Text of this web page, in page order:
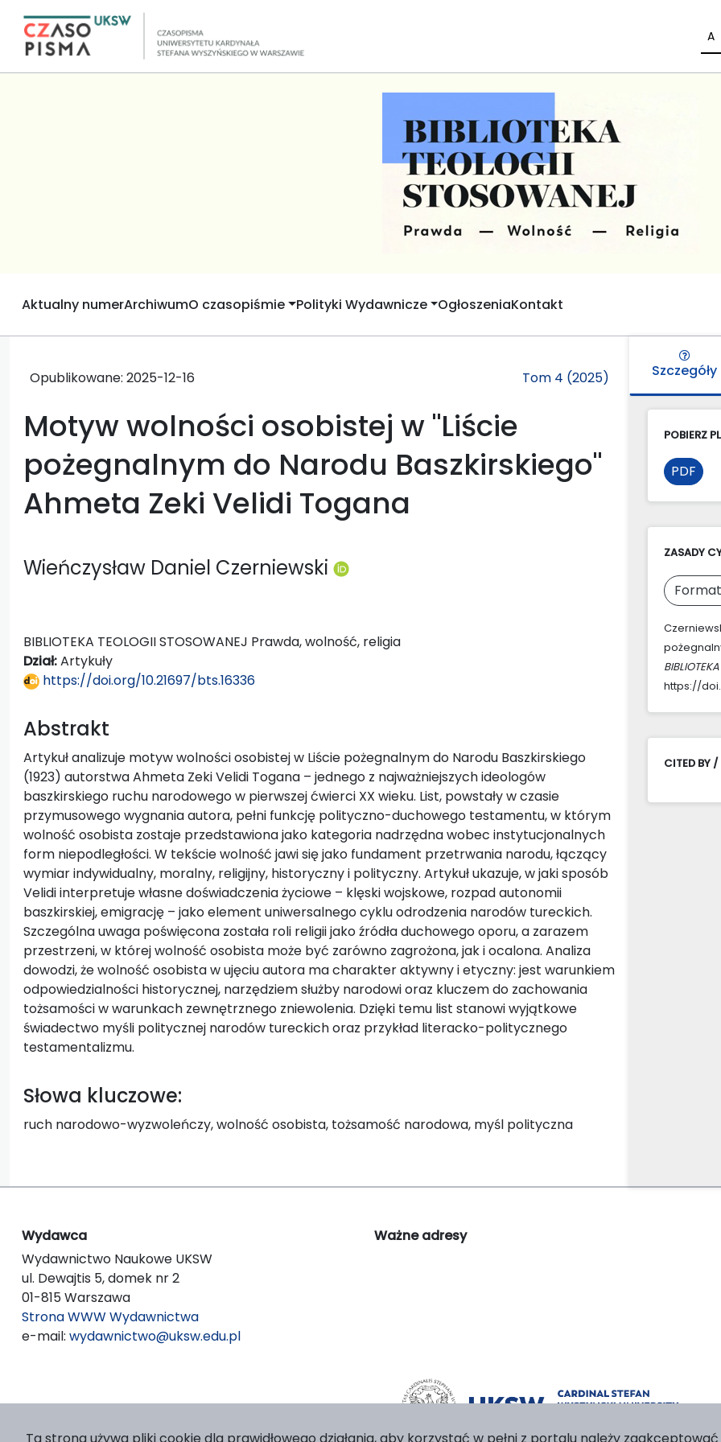
A
Aktualny numerArchiwumO czasopiśmie Polityki Wydawnicze OgłoszeniaKontakt
Opublikowane: 2025-12-16 Tom 4 (2025)
Motyw wolności osobistej w "Liście
pożegnalnym do Narodu Baszkirskiego"
Ahmeta Zeki Velidi Togana
Wieńczysław Daniel Czerniewski
BIBLIOTEKA TEOLOGII STOSOWANEJ Prawda, wolność, religia
Dział:Artykuły
https://doi.org/10.21697/bts.16336
Abstrakt
Artykuł analizuje motyw wolności osobistej w Liście pożegnalnym do Narodu Baszkirskiego
(1923) autorstwa Ahmeta Zeki Velidi Togana – jednego z najważniejszych ideologów
baszkirskiego ruchu narodowego w pierwszej ćwierci XX wieku. List, powstały w czasie
przymusowego wygnania autora, pełni funkcję polityczno-duchowego testamentu, w którym
wolność osobista zostaje przedstawiona jako kategoria nadrzędna wobec instytucjonalnych
form niepodległości. W tekście wolność jawi się jako fundament przetrwania narodu, łączący
wymiar indywidualny, moralny, religijny, historyczny i polityczny. Artykuł ukazuje, w jaki sposób
Velidi interpretuje własne doświadczenia życiowe – klęski wojskowe, rozpad autonomii
baszkirskiej, emigrację – jako element uniwersalnego cyklu odrodzenia narodów tureckich.
Szczególna uwaga poświęcona została roli religii jako źródła duchowego oporu, a zarazem
przestrzeni, w której wolność osobista może być zarówno zagrożona, jak i ocalona. Analiza
dowodzi, że wolność osobista w ujęciu autora ma charakter aktywny i etyczny: jest warunkiem
odpowiedzialności historycznej, narzędziem służby narodowi oraz kluczem do zachowania
tożsamości w warunkach zewnętrznego zniewolenia. Dzięki temu list stanowi wyjątkowe
świadectwo myśli politycznej narodów tureckich oraz przykład literacko-politycznego
testamentalizmu.
Słowa kluczowe:
ruch narodowo-wyzwoleńczy, wolność osobista, tożsamość narodowa, myśl polityczna
Szczegóły
POBIERZ
PDF
ZASADY
https://
CITED BY /
Wydawca
Wydawnictwo Naukowe UKSW
ul. Dewajtis 5, domek nr 2
01-815 Warszawa
Strona WWW Wydawnictwa
e-mail: wydawnictwo@uksw.edu.pl
Ważne adresy